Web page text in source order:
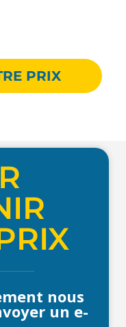
PRIX
nous
un e-